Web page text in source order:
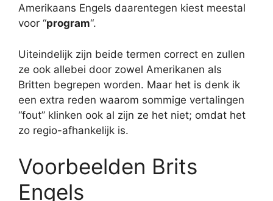
Amerikaans Engels daarentegen kiest meestal
voor “program“.
Uiteindelijk zijn beide termen correct en zullen
ze ook allebei door zowel Amerikanen als
Britten begrepen worden. Maar het is denk ik
een extra reden waarom sommige vertalingen
“fout” klinken ook al zijn ze het niet; omdat het
zo regio-afhankelijk is.
Voorbeelden Brits
Engels